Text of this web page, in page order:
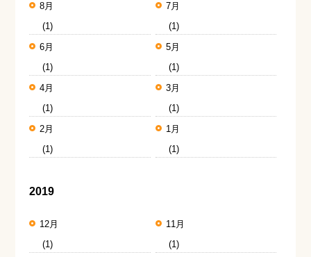
8月
(1)
7月
(1)
6月
(1)
5月
(1)
4月
(1)
3月
(1)
2月
(1)
1月
(1)
2019
12月
(1)
11月
(1)